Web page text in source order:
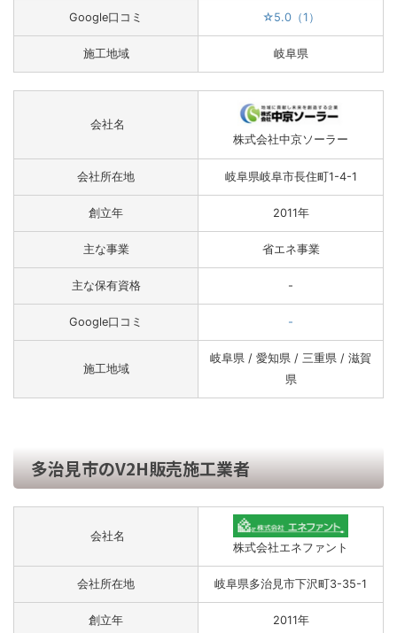
Google口コミ ☆5.0（1）
施工地域 岐阜県
会社名
株式会社中京ソーラー
会社所在地 岐阜県岐阜市長住町1-4-1
創立年 2011年
主な事業 省エネ事業
主な保有資格 -
Google口コミ -
施工地域
岐阜県 / 愛知県 / 三重県 / 滋賀
県
多治見市のV2H販売施工業者
会社名
株式会社エネファント
会社所在地 岐阜県多治見市下沢町3-35-1
創立年 2011年